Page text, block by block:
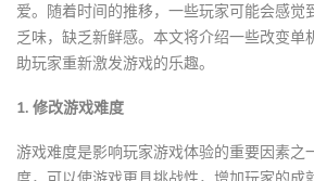
爱。随着时间的推移，一些玩家可能会感觉
乏味，缺乏新鲜感。本文将介绍一些改变单
助玩家重新激发游戏的乐趣。
1. 修改游戏难度
游戏难度是影响玩家游戏体验的重要因素之